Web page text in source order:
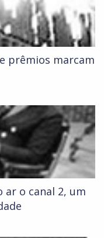
prêmios marcam
ar o canal 2, um